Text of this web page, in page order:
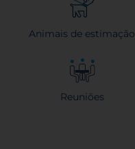
Animais de estimação
Reuniões